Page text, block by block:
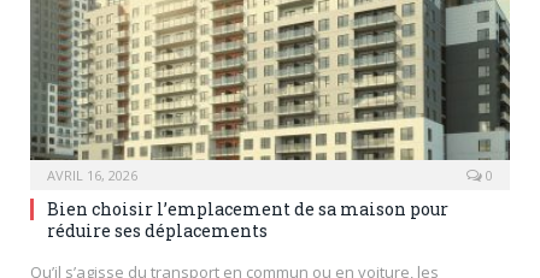
AVRIL 16, 2026 0
Bien choisir l’emplacement de sa maison pour
réduire ses déplacements
Qu’il s’agisse du transport en commun ou en voiture, les